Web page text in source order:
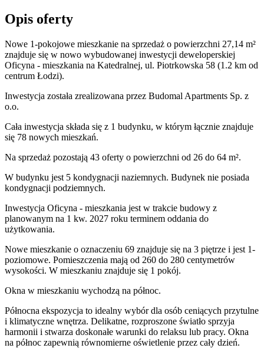
Opis oferty
Nowe 1-pokojowe mieszkanie na sprzedaż o powierzchni 27,14 m²
znajduje się w nowo wybudowanej inwestycji deweloperskiej
Oficyna - mieszkania na Katedralnej, ul. Piotrkowska 58 (1.2 km od
centrum Łodzi).
Inwestycja została zrealizowana przez Budomal Apartments Sp. z
o.o.
Cała inwestycja składa się z 1 budynku, w którym łącznie znajduje
się 78 nowych mieszkań.
Na sprzedaż pozostają 43 oferty o powierzchni od 26 do 64 m².
W budynku jest 5 kondygnacji naziemnych. Budynek nie posiada
kondygnacji podziemnych.
Inwestycja Oficyna - mieszkania jest w trakcie budowy z
planowanym na 1 kw. 2027 roku terminem oddania do
użytkowania.
Nowe mieszkanie o oznaczeniu 69 znajduje się na 3 piętrze i jest 1-
poziomowe. Pomieszczenia mają od 260 do 280 centymetrów
wysokości. W mieszkaniu znajduje się 1 pokój.
Okna w mieszkaniu wychodzą na północ.
Północna ekspozycja to idealny wybór dla osób ceniących przytulne
i klimatyczne wnętrza. Delikatne, rozproszone światło sprzyja
harmonii i stwarza doskonałe warunki do relaksu lub pracy. Okna
na północ zapewnią równomierne oświetlenie przez cały dzień.